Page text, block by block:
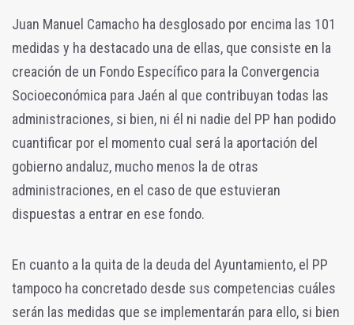
Juan Manuel Camacho ha desglosado por encima las 101
medidas y ha destacado una de ellas, que consiste en la
creación de un Fondo Específico para la Convergencia
Socioeconómica para Jaén al que contribuyan todas las
administraciones, si bien, ni él ni nadie del PP han podido
cuantificar por el momento cual será la aportación del
gobierno andaluz, mucho menos la de otras
administraciones, en el caso de que estuvieran
dispuestas a entrar en ese fondo.
En cuanto a la quita de la deuda del Ayuntamiento, el PP
tampoco ha concretado desde sus competencias cuáles
serán las medidas que se implementarán para ello, si bien